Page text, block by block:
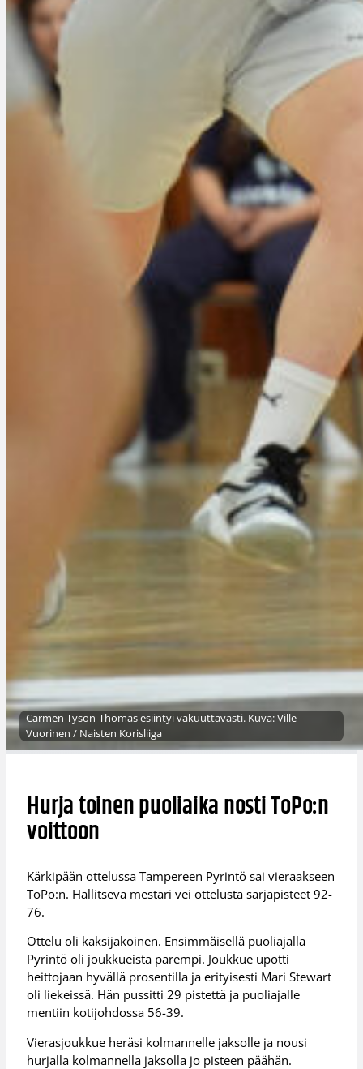
Carmen Tyson-Thomas esiintyi vakuuttavasti. Kuva: Ville
Vuorinen / Naisten Korisliiga
Hurja toinen puoliaika nosti ToPo:n
voittoon
Kärkipään ottelussa Tampereen Pyrintö sai vieraakseen
ToPo:n. Hallitseva mestari vei ottelusta sarjapisteet 92-
76.
Ottelu oli kaksijakoinen. Ensimmäisellä puoliajalla
Pyrintö oli joukkueista parempi. Joukkue upotti
heittojaan hyvällä prosentilla ja erityisesti Mari Stewart
oli liekeissä. Hän pussitti 29 pistettä ja puoliajalle
mentiin kotijohdossa 56-39.
Vierasjoukkue heräsi kolmannelle jaksolle ja nousi
hurjalla kolmannella jaksolla jo pisteen päähän.